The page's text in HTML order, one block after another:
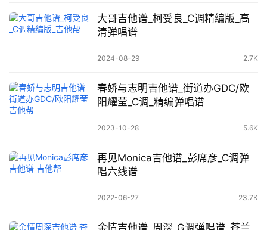
大哥吉他谱_柯受良_C调精编版_高
清弹唱谱
2024-08-29 2.7K
春娇与志明吉他谱_街道办GDC/欧
阳耀莹_C调_精编弹唱谱
2023-10-28 5.6K
再见Monica吉他谱_彭席彦_C调弹
唱六线谱
2022-06-27 23.7K